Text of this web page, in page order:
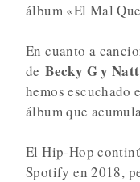
álbum «El Mal
En cuanto a
deBecky G y
hemos escuchado
álbum que
El Hip-Hop
Spotify en 2018,